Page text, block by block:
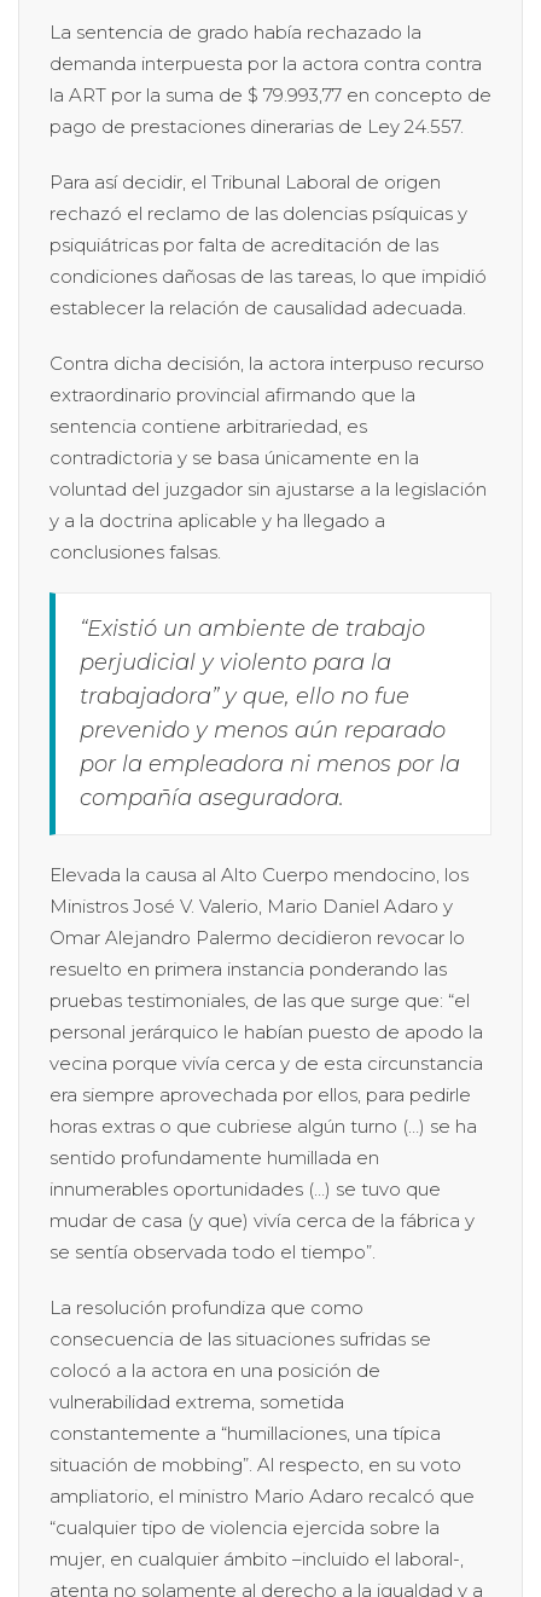
La sentencia de grado había rechazado la
demanda interpuesta por la actora contra contra
la ART por la suma de $ 79.993,77 en concepto de
pago de prestaciones dinerarias de Ley 24.557.
Para así decidir, el Tribunal Laboral de origen
rechazó el reclamo de las dolencias psíquicas y
psiquiátricas por falta de acreditación de las
condiciones dañosas de las tareas, lo que impidió
establecer la relación de causalidad adecuada.
Contra dicha decisión, la actora interpuso recurso
extraordinario provincial afirmando que la
sentencia contiene arbitrariedad, es
contradictoria y se basa únicamente en la
voluntad del juzgador sin ajustarse a la legislación
y a la doctrina aplicable y ha llegado a
conclusiones falsas.
“Existió un ambiente de trabajo
perjudicial y violento para la
trabajadora” y que, ello no fue
prevenido y menos aún reparado
por la empleadora ni menos por la
compañía aseguradora.
Elevada la causa al Alto Cuerpo mendocino, los
Ministros José V. Valerio, Mario Daniel Adaro y
Omar Alejandro Palermo decidieron revocar lo
resuelto en primera instancia ponderando las
pruebas testimoniales, de las que surge que: “el
personal jerárquico le habían puesto de apodo la
vecina porque vivía cerca y de esta circunstancia
era siempre aprovechada por ellos, para pedirle
horas extras o que cubriese algún turno (…) se ha
sentido profundamente humillada en
innumerables oportunidades (…) se tuvo que
mudar de casa (y que) vivía cerca de la fábrica y
se sentía observada todo el tiempo”.
La resolución profundiza que como
consecuencia de las situaciones sufridas se
colocó a la actora en una posición de
vulnerabilidad extrema, sometida
constantemente a “humillaciones, una típica
situación de mobbing”. Al respecto, en su voto
ampliatorio, el ministro Mario Adaro recalcó que
“cualquier tipo de violencia ejercida sobre la
mujer, en cualquier ámbito –incluido el laboral-,
atenta no solamente al derecho a la igualdad y a